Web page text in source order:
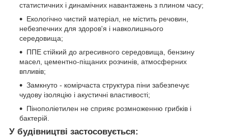
статистичних і динамічних навантажень з плином часу;
Екологічно чистий матеріал, не містить речовин,
небезпечних для здоров'я і навколишнього
середовища;
ППЕ стійкий до агресивного середовища, бензину
масел, цементно-піщаних розчинів, атмосферних
впливів;
Замкнуто - комірчаста структура піни забезпечує
чудову ізоляцію і акустичні властивості;
Пінополіетилен не сприяє розмноженню грибків і
бактерій.
У будівництві застосовується: